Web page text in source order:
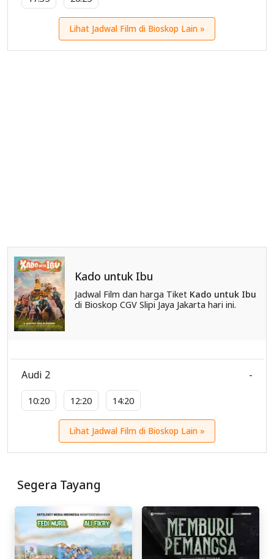
Lihat Jadwal Film di Bioskop Lain »
Kado untuk Ibu
Jadwal Film dan harga Tiket Kado untuk Ibu
di Bioskop CGV Slipi Jaya Jakarta hari ini.
Audi 2
10:20 12:20 14:20
-
Lihat Jadwal Film di Bioskop Lain »
Segera Tayang